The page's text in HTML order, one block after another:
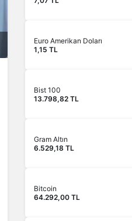
Euro Amerikan Doları
1,15 TL
Bist 100
13.798,82 TL
Gram Altın
6.529,18 TL
Bitcoin
64.292,00 TL